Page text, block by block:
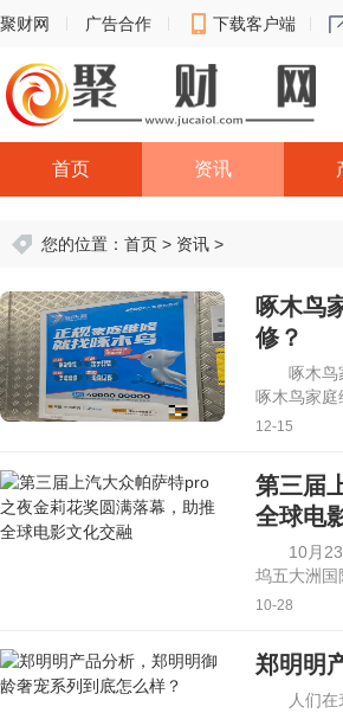
聚财网 广告合作 下载客户端
首页 资讯
您的位置： 首页 > 资讯 >
啄木鸟
修？
啄木鸟
啄木鸟家庭
12-15
第三届
全球电
10月
坞五大洲国
10-28
郑明明
人们